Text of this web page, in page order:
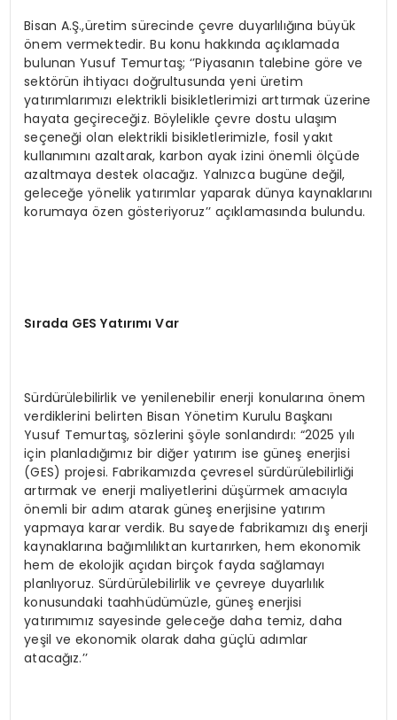
Bisan A.Ş.,üretim sürecinde çevre duyarlılığına büyük
önem vermektedir. Bu konu hakkında açıklamada
bulunan Yusuf Temurtaş; ‘’Piyasanın talebine göre ve
sektörün ihtiyacı doğrultusunda yeni üretim
yatırımlarımızı elektrikli bisikletlerimizi arttırmak üzerine
hayata geçireceğiz. Böylelikle çevre dostu ulaşım
seçeneği olan elektrikli bisikletlerimizle, fosil yakıt
kullanımını azaltarak, karbon ayak izini önemli ölçüde
azaltmaya destek olacağız. Yalnızca bugüne değil,
geleceğe yönelik yatırımlar yaparak dünya kaynaklarını
korumaya özen gösteriyoruz’’ açıklamasında bulundu.
Sırada GES Yatırımı Var
Sürdürülebilirlik ve yenilenebilir enerji konularına önem
verdiklerini belirten Bisan Yönetim Kurulu Başkanı
Yusuf Temurtaş, sözlerini şöyle sonlandırdı: “2025 yılı
için planladığımız bir diğer yatırım ise güneş enerjisi
(GES) projesi. Fabrikamızda çevresel sürdürülebilirliği
artırmak ve enerji maliyetlerini düşürmek amacıyla
önemli bir adım atarak güneş enerjisine yatırım
yapmaya karar verdik. Bu sayede fabrikamızı dış enerji
kaynaklarına bağımlılıktan kurtarırken, hem ekonomik
hem de ekolojik açıdan birçok fayda sağlamayı
planlıyoruz. Sürdürülebilirlik ve çevreye duyarlılık
konusundaki taahhüdümüzle, güneş enerjisi
yatırımımız sayesinde geleceğe daha temiz, daha
yeşil ve ekonomik olarak daha güçlü adımlar
atacağız.’’